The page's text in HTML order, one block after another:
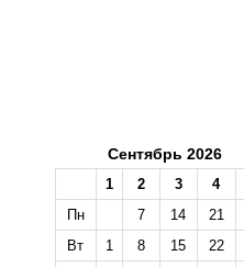
Сентябрь 2026
1 2 3 4
Пн
7 14 21
Вт
1 8 15 22